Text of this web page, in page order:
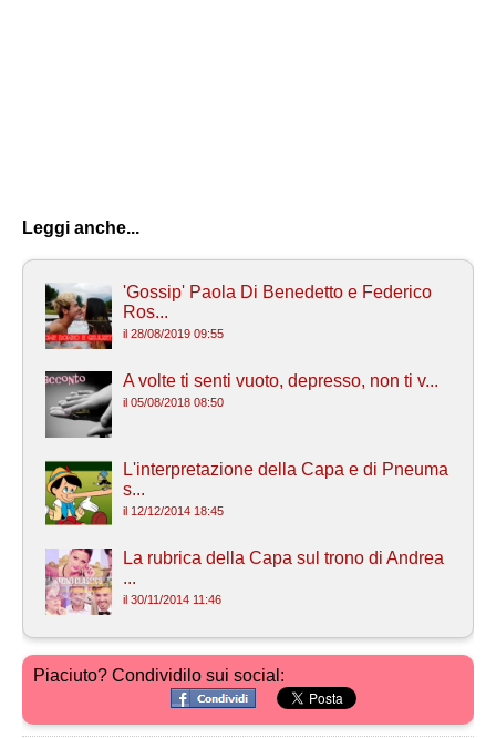
Leggi anche...
'Gossip' Paola Di Benedetto e Federico
Ros...
il 28/08/2019 09:55
A volte ti senti vuoto, depresso, non ti v...
il 05/08/2018 08:50
L'interpretazione della Capa e di Pneuma
s...
il 12/12/2014 18:45
La rubrica della Capa sul trono di Andrea
...
il 30/11/2014 11:46
Piaciuto? Condividilo sui social: